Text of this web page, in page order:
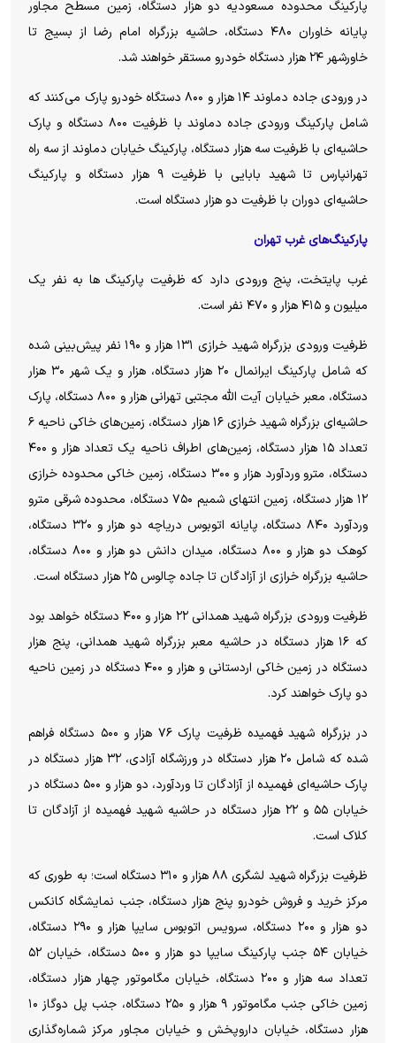
پارکینگ محدوده مسعودیه دو هزار دستگاه، زمین مسطح مجاور
پایانه خاوران ۴۸۰ دستگاه، حاشیه بزرگراه امام رضا از بسیج تا
خاورشهر ۲۴ هزار دستگاه خودرو مستقر خواهند شد.
در ورودی جاده دماوند ۱۴ هزار و ۸۰۰ دستگاه خودرو پارک می‌کنند که
شامل پارکینگ ورودی جاده دماوند با ظرفیت ۸۰۰ دستگاه و پارک
حاشیه‌ای با ظرفیت سه هزار دستگاه، پارکینگ خیابان دماوند از سه راه
تهرانپارس تا شهید بابایی با ظرفیت ۹ هزار دستگاه و پارکینگ
حاشیه‌ای دوران با ظرفیت دو هزار دستگاه است.
پارکینگ‌های غرب تهران
غرب پایتخت، پنج ورودی دارد که ظرفیت پارکینگ ها به نفر یک
میلیون و ۴۱۵ هزار و ۴۷۰ نفر است.
ظرفیت ورودی بزرگراه شهید خرازی ۱۳۱ هزار و ۱۹۰ نفر پیش‌بینی شده
که شامل پارکینگ ایرانمال ۲۰ هزار دستگاه، هزار و یک شهر ۳۰ هزار
دستگاه، معبر خیابان آیت الله مجتبی تهرانی هزار و ۸۰۰ دستگاه، پارک
حاشیه‌ای بزرگراه شهید خرازی ۱۶ هزار دستگاه، زمین‌های خاکی ناحیه ۶
تعداد ۱۵ هزار دستگاه، زمین‌های اطراف ناحیه یک تعداد هزار و ۴۰۰
دستگاه، مترو وردآورد هزار و ۳۰۰ دستگاه، زمین خاکی محدوده خرازی
۱۲ هزار دستگاه، زمین انتهای شمیم ۷۵۰ دستگاه، محدوده شرقی مترو
وردآورد ۸۴۰ دستگاه، پایانه اتوبوس دریاچه دو هزار و ۳۲۰ دستگاه،
کوهک دو هزار و ۸۰۰ دستگاه، میدان دانش دو هزار و ۸۰۰ دستگاه،
حاشیه بزرگراه خرازی از آزادگان تا جاده چالوس ۲۵ هزار دستگاه است.
ظرفیت ورودی بزرگراه شهید همدانی ۲۲ هزار و ۴۰۰ دستگاه خواهد بود
که ۱۶ هزار دستگاه در حاشیه معبر بزرگراه شهید همدانی، پنج هزار
دستگاه در زمین خاکی اردستانی و هزار و ۴۰۰ دستگاه در زمین ناحیه
دو پارک خواهند کرد.
در بزرگراه شهید فهمیده ظرفیت پارک ۷۶ هزار و ۵۰۰ دستگاه فراهم
شده که شامل ۲۰ هزار دستگاه در ورزشگاه آزادی، ۳۲ هزار دستگاه در
پارک حاشیه‌ای فهمیده از آزادگان تا وردآورد، دو هزار و ۵۰۰ دستگاه در
خیابان ۵۵ و ۲۲ هزار دستگاه در حاشیه شهید فهمیده از آزادگان تا
کلاک است.
ظرفیت بزرگراه شهید لشگری ۸۸ هزار و ۳۱۰ دستگاه است؛ به طوری که
مرکز خرید و فروش خودرو پنج هزار دستگاه، جنب نمایشگاه کانکس
دو هزار و ۲۰۰ دستگاه، سرویس اتوبوس سایپا هزار و ۲۹۰ دستگاه،
خیابان ۵۴ جنب پارکینگ سایپا دو هزار و ۵۰۰ دستگاه، خیابان ۵۲
تعداد سه هزار و ۲۰۰ دستگاه، خیابان مگاموتور چهار هزار دستگاه،
زمین خاکی جنب مگاموتور ۹ هزار و ۲۵۰ دستگاه، جنب پل دوگاز ۱۰
هزار دستگاه، خیابان داروپخش و خیابان مجاور مرکز شماره‌گذاری